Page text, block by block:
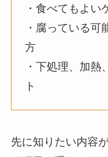
・食べてもよい
・腐っている可
方
・下処理、加熱
ト
先に知りたい内容